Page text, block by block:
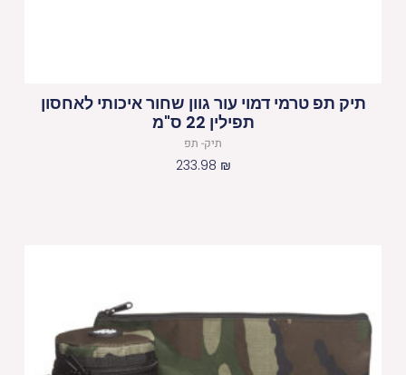
תיק תפ טרמי דמוי עור גוון שחור איכותי לאחסון
תפילין 22 ס"מ
תיק- תפ
233.98 ₪